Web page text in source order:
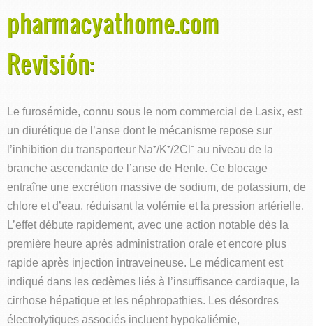
pharmacyathome.com
Revisión:
Le furosémide, connu sous le nom commercial de Lasix, est
un diurétique de l’anse dont le mécanisme repose sur
l’inhibition du transporteur Na⁺/K⁺/2Cl⁻ au niveau de la
branche ascendante de l’anse de Henle. Ce blocage
entraîne une excrétion massive de sodium, de potassium, de
chlore et d’eau, réduisant la volémie et la pression artérielle.
L’effet débute rapidement, avec une action notable dès la
première heure après administration orale et encore plus
rapide après injection intraveineuse. Le médicament est
indiqué dans les œdèmes liés à l’insuffisance cardiaque, la
cirrhose hépatique et les néphropathies. Les désordres
électrolytiques associés incluent hypokaliémie,